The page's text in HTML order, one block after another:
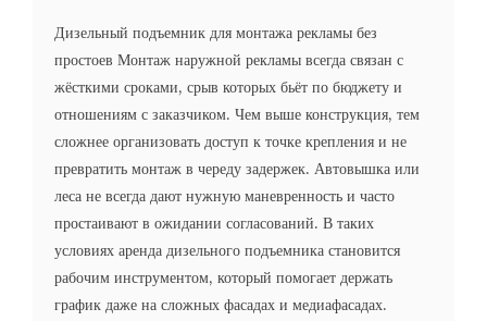
Дизельный подъемник для монтажа рекламы без
простоев Монтаж наружной рекламы всегда связан с
жёсткими сроками, срыв которых бьёт по бюджету и
отношениям с заказчиком. Чем выше конструкция, тем
сложнее организовать доступ к точке крепления и не
превратить монтаж в череду задержек. Автовышка или
леса не всегда дают нужную маневренность и часто
простаивают в ожидании согласований. В таких
условиях аренда дизельного подъемника становится
рабочим инструментом, который помогает держать
график даже на сложных фасадах и медиафасадах.